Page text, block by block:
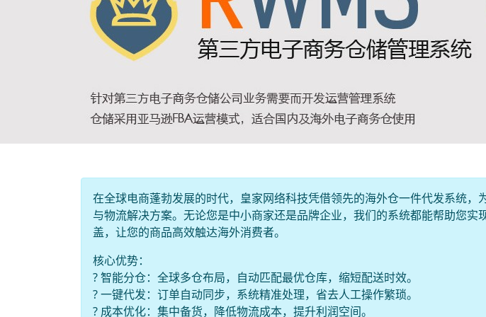
在全球电商蓬勃发展的时代，皇家网络科技凭借领先的海外仓一件代发系统，
与物流解决方案。无论您是中小商家还是品牌企业，我们的系统都能帮助您实
盖，让您的商品高效触达海外消费者。
核心优势：
? 智能分仓：全球多仓布局，自动匹配最优仓库，缩短配送时效。
? 一键代发：订单自动同步，系统精准处理，省去人工操作繁琐。
? 成本优化：集中备货，降低物流成本，提升利润空间。